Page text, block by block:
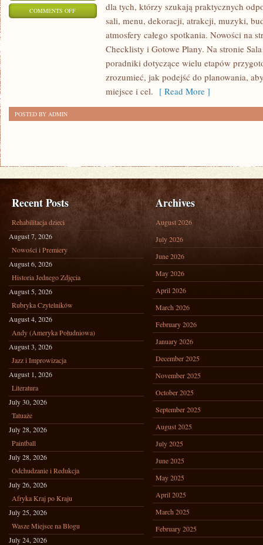
COMMENTS OFFON
CHECKLISTY
dla tych, którzy szukają praktycznych
sali, menu, dekoracji, atrakcji, muzyki,
atmosfery całego spotkania. Nowości na
Checklisty i Gotowe Plany. Na stronie
poradniki dotyczące wielu etapów
zrozumieć, jak podejść do planowania,
miejsce i cel. [ Read More ]
POSTED BY ADMIN
Recent Posts
Rehabilitacja dzieci
August 7, 2026
Nowości i Premiery
August 6, 2026
Historia Jednego Zdjęcia
August 5, 2026
Rubryka Czytelników
August 4, 2026
Andy (Ameryka Południowa)
August 3, 2026
Jazz i Improwizacja
August 1, 2026
Literatura
July 30, 2026
Tatuaże
July 28, 2026
Paintball
July 28, 2026
Odchudzanie i Redukcja
July 26, 2026
Afryka Kraj po Kraju
July 25, 2026
Wasze Miejsce na Blogu
July 24, 2026
Archives
August 2026
July 2026
June 2026
May 2026
April 2026
March 2026
February 2026
January 2026
December 2025
November 2025
October 2025
September 2025
August 2025
July 2025
June 2025
May 2025
April 2025
March 2025
February 2025